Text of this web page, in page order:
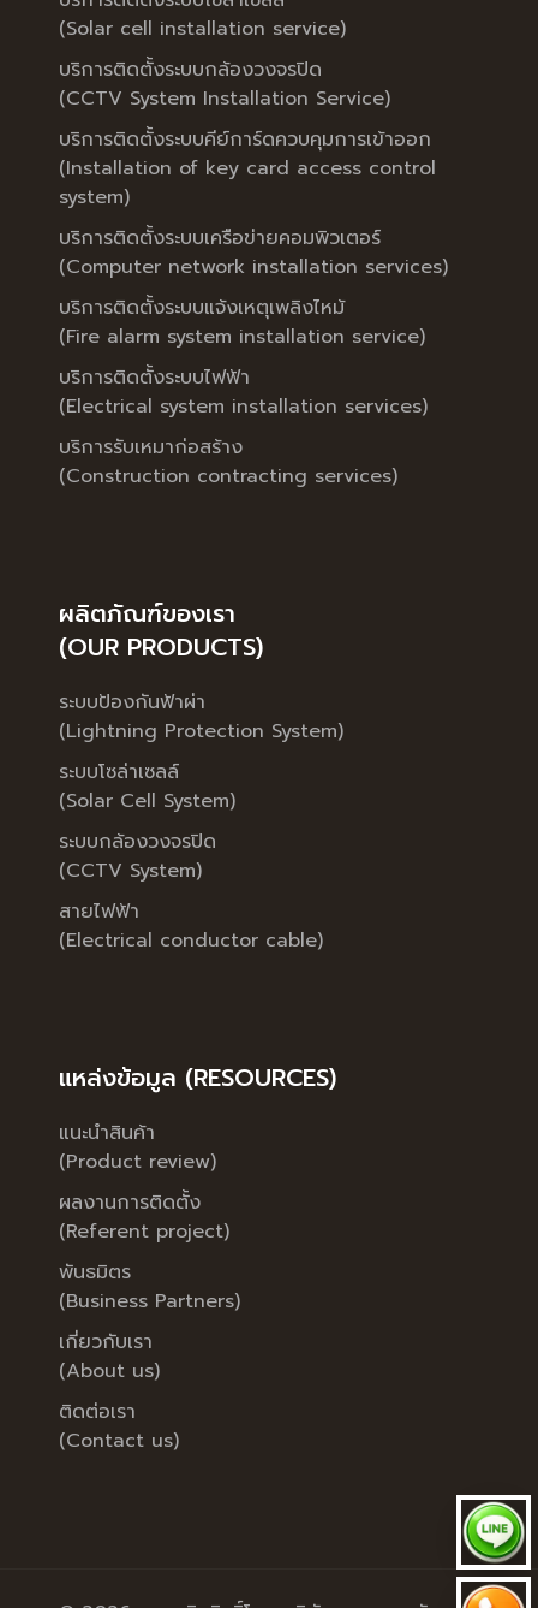
(Solar cell installation service)
บริการติดตั้งระบบกล้องวงจรปิด
(CCTV System Installation Service)
บริการติดตั้งระบบคีย์การ์ดควบคุมการเข้าออก
(Installation of key card access control
system)
บริการติดตั้งระบบเครือข่ายคอมพิวเตอร์
(Computer network installation services)
บริการติดตั้งระบบแจ้งเหตุเพลิงไหม้
(Fire alarm system installation service)
บริการติดตั้งระบบไฟฟ้า
(Electrical system installation services)
บริการรับเหมาก่อสร้าง
(Construction contracting services)
ผลิตภัณฑ์ของเรา
(OUR PRODUCTS)
ระบบป้องกันฟ้าผ่า
(Lightning Protection System)
ระบบโซล่าเซลล์
(Solar Cell System)
ระบบกล้องวงจรปิด
(CCTV System)
สายไฟฟ้า
(Electrical conductor cable)
แหล่งข้อมูล (RESOURCES)
แนะนำสินค้า
(Product review)
ผลงานการติดตั้ง
(Referent project)
พันธมิตร
(Business Partners)
เกี่ยวกับเรา
(About us)
ติดต่อเรา
(Contact us)